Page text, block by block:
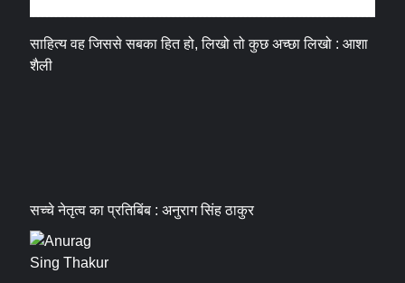
साहित्य वह जिससे सबका हित हो, लिखो तो कुछ अच्छा लिखो : आशा
शैली
सच्चे नेतृत्व का प्रतिबिंब : अनुराग सिंह ठाकुर